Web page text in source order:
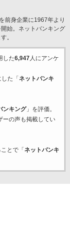
前身企業に1967年より
始。ネットバンキング
。
した6,947人にアンケ
た「 ネットバンキ
ンキング」を評価。
ーの声も掲載してい
とで「 ネットバンキ